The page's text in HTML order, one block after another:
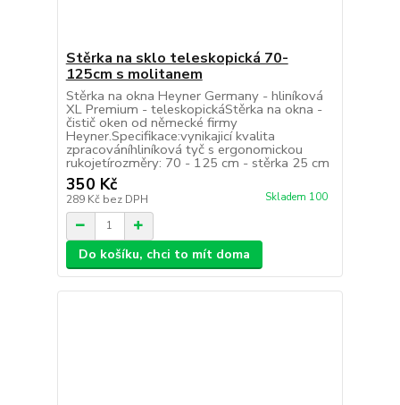
Stěrka na sklo teleskopická 70-
125cm s molitanem
Stěrka na okna Heyner Germany - hliníková
XL Premium - teleskopickáStěrka na okna -
čistič oken od německé firmy
Heyner.Specifikace:vynikajicí kvalita
zpracováníhliníková tyč s ergonomickou
rukojetírozměry: 70 - 125 cm - stěrka 25 cm
350 Kč
289 Kč bez DPH Skladem 100
Do košíku, chci to mít doma